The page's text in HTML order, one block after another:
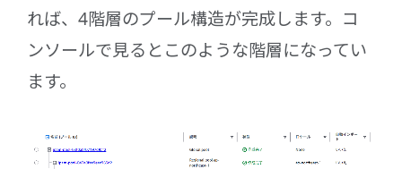
れば、4階層のプール構造が完成します。コ
ンソールで見るとこのような階層になってい
ます。